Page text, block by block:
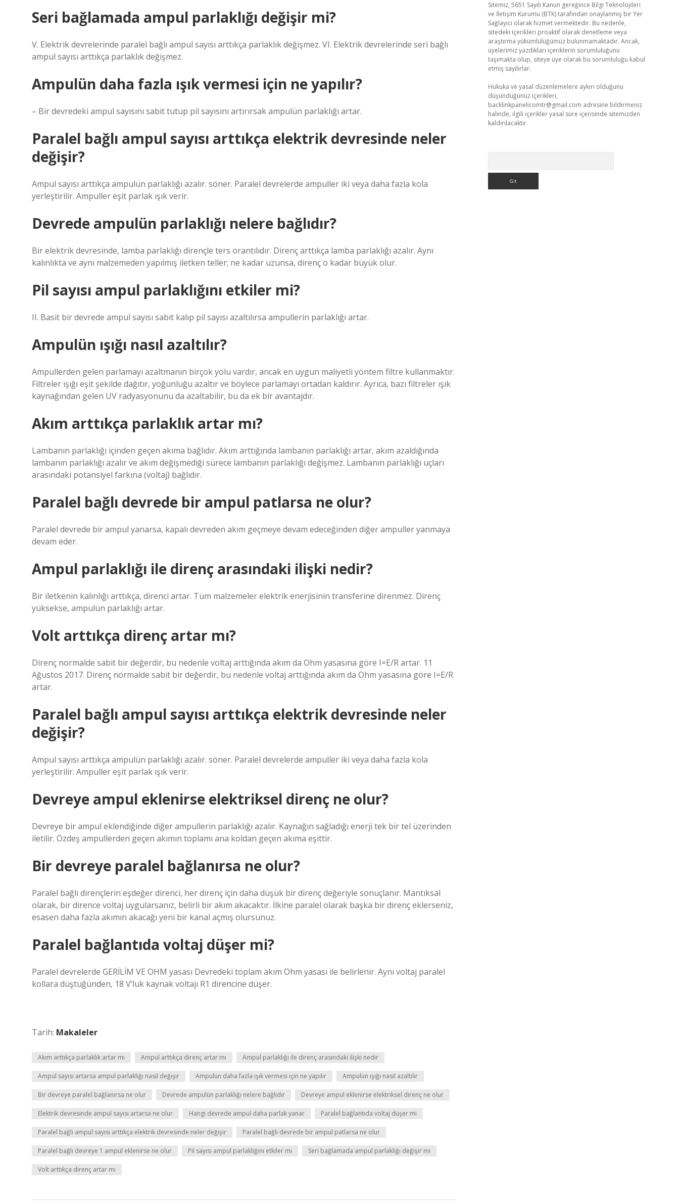
Seri bağlamada ampul parlaklığı değişir mi?
V. Elektrik devrelerinde paralel bağlı ampul sayısı arttıkça parlaklık değişmez. VI. Elektrik devrelerinde seri bağlı
ampul sayısı arttıkça parlaklık değişmez.
Ampulün daha fazla ışık vermesi için ne yapılır?
– Bir devredeki ampul sayısını sabit tutup pil sayısını artırırsak ampulün parlaklığı artar.
Paralel bağlı ampul sayısı arttıkça elektrik devresinde neler
değişir?
Ampul sayısı arttıkça ampulün parlaklığı azalır. söner. Paralel devrelerde ampuller iki veya daha fazla kola
yerleştirilir. Ampuller eşit parlak ışık verir.
Devrede ampulün parlaklığı nelere bağlıdır?
Bir elektrik devresinde, lamba parlaklığı dirençle ters orantılıdır. Direnç arttıkça lamba parlaklığı azalır. Aynı
kalınlıkta ve aynı malzemeden yapılmış iletken teller; ne kadar uzunsa, direnç o kadar büyük olur.
Pil sayısı ampul parlaklığını etkiler mi?
II. Basit bir devrede ampul sayısı sabit kalıp pil sayısı azaltılırsa ampullerin parlaklığı artar.
Ampulün ışığı nasıl azaltılır?
Ampullerden gelen parlamayı azaltmanın birçok yolu vardır, ancak en uygun maliyetli yöntem filtre kullanmaktır.
Filtreler ışığı eşit şekilde dağıtır, yoğunluğu azaltır ve böylece parlamayı ortadan kaldırır. Ayrıca, bazı filtreler ışık
kaynağından gelen UV radyasyonunu da azaltabilir, bu da ek bir avantajdır.
Akım arttıkça parlaklık artar mı?
Lambanın parlaklığı içinden geçen akıma bağlıdır. Akım arttığında lambanın parlaklığı artar, akım azaldığında
lambanın parlaklığı azalır ve akım değişmediği sürece lambanın parlaklığı değişmez. Lambanın parlaklığı uçları
arasındaki potansiyel farkına (voltaj) bağlıdır.
Paralel bağlı devrede bir ampul patlarsa ne olur?
Paralel devrede bir ampul yanarsa, kapalı devreden akım geçmeye devam edeceğinden diğer ampuller yanmaya
devam eder.
Ampul parlaklığı ile direnç arasındaki ilişki nedir?
Bir iletkenin kalınlığı arttıkça, direnci artar. Tüm malzemeler elektrik enerjisinin transferine direnmez. Direnç
yüksekse, ampulün parlaklığı artar.
Volt arttıkça direnç artar mı?
Direnç normalde sabit bir değerdir, bu nedenle voltaj arttığında akım da Ohm yasasına göre I=E/R artar. 11
Ağustos 2017. Direnç normalde sabit bir değerdir, bu nedenle voltaj arttığında akım da Ohm yasasına göre I=E/R
artar.
Paralel bağlı ampul sayısı arttıkça elektrik devresinde neler
değişir?
Ampul sayısı arttıkça ampulün parlaklığı azalır. söner. Paralel devrelerde ampuller iki veya daha fazla kola
yerleştirilir. Ampuller eşit parlak ışık verir.
Devreye ampul eklenirse elektriksel direnç ne olur?
Devreye bir ampul eklendiğinde diğer ampullerin parlaklığı azalır. Kaynağın sağladığı enerji tek bir tel üzerinden
iletilir. Özdeş ampullerden geçen akımın toplamı ana koldan geçen akıma eşittir.
Bir devreye paralel bağlanırsa ne olur?
Paralel bağlı dirençlerin eşdeğer direnci, her direnç için daha düşük bir direnç değeriyle sonuçlanır. Mantıksal
olarak, bir dirence voltaj uygularsanız, belirli bir akım akacaktır. İlkine paralel olarak başka bir direnç eklerseniz,
esasen daha fazla akımın akacağı yeni bir kanal açmış olursunuz.
Paralel bağlantıda voltaj düşer mi?
Paralel devrelerde GERİLİM VE OHM yasası Devredeki toplam akım Ohm yasası ile belirlenir. Aynı voltaj paralel
kollara düştüğünden, 18 V’luk kaynak voltajı R1 direncine düşer.
Tarih: Makaleler
Akım arttıkça parlaklık artar mı Ampul arttıkça direnç artar mı Ampul parlaklığı ile direnç arasındaki ilişki nedir
Ampul sayısı artarsa ampul parlaklığı nasıl değişir Ampulün daha fazla ışık vermesi için ne yapılır Ampulün ışığı nasıl azaltılır
Bir devreye paralel bağlanırsa ne olur Devrede ampulün parlaklığı nelere bağlıdır Devreye ampul eklenirse elektriksel direnç ne olur
Elektrik devresinde ampul sayısı artarsa ne olur Hangi devrede ampul daha parlak yanar Paralel bağlantıda voltaj düşer mi
Paralel bağlı ampul sayısı arttıkça elektrik devresinde neler değişir Paralel bağlı devrede bir ampul patlarsa ne olur
Paralel bağlı devreye 1 ampul eklenirse ne olur Pil sayısı ampul parlaklığını etkiler mi Seri bağlamada ampul parlaklığı değişir mi
Volt arttıkça direnç artar mı
Sitemiz, 5651 Sayılı Kanun gereğince Bilgi Teknolojileri
ve İletişim Kurumu (BTK) tarafından onaylanmış bir Yer
Sağlayıcı olarak hizmet vermektedir. Bu nedenle,
sitedeki içerikleri proaktif olarak denetleme veya
araştırma yükümlülüğümüz bulunmamaktadır. Ancak,
üyelerimiz yazdıkları içeriklerin sorumluluğunu
taşımakta olup, siteye üye olarak bu sorumluluğu kabul
etmiş sayılırlar.
Hukuka ve yasal düzenlemelere aykırı olduğunu
düşündüğünüz içerikleri,
backlinkpanelicomtr@gmail.com adresine bildirmeniz
halinde, ilgili içerikler yasal süre içerisinde sitemizden
kaldırılacaktır.